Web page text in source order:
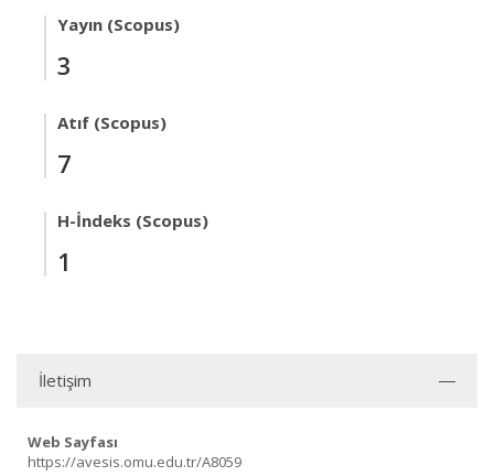
Yayın (Scopus)
3
Atıf (Scopus)
7
H-İndeks (Scopus)
1
İletişim
Web Sayfası
https://avesis.omu.edu.tr/A8059